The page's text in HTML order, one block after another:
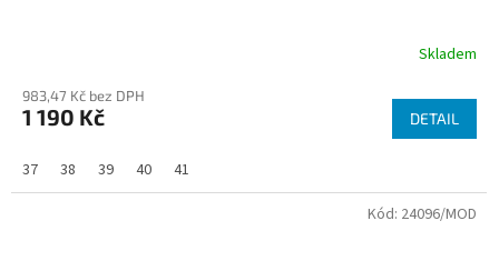
Skladem
983,47 Kč bez DPH
1 190 Kč DETAIL
37 38 39 40 41
Kód: 24096/MOD